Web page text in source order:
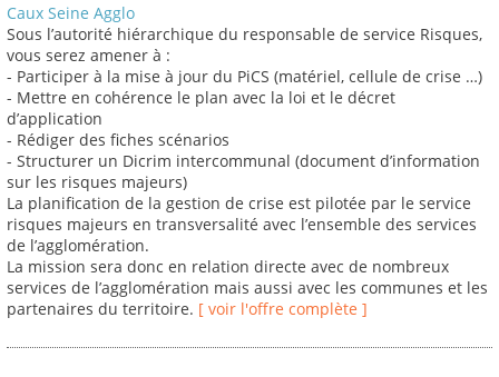
Caux Seine Agglo
Sous l’autorité hiérarchique du responsable de service Risques,
vous serez amener à :
- Participer à la mise à jour du PiCS (matériel, cellule de crise …)
- Mettre en cohérence le plan avec la loi et le décret
d’application
- Rédiger des fiches scénarios
- Structurer un Dicrim intercommunal (document d’information
sur les risques majeurs)
La planification de la gestion de crise est pilotée par le service
risques majeurs en transversalité avec l’ensemble des services
de l’agglomération.
La mission sera donc en relation directe avec de nombreux
services de l’agglomération mais aussi avec les communes et les
partenaires du territoire. [ voir l'offre complète ]